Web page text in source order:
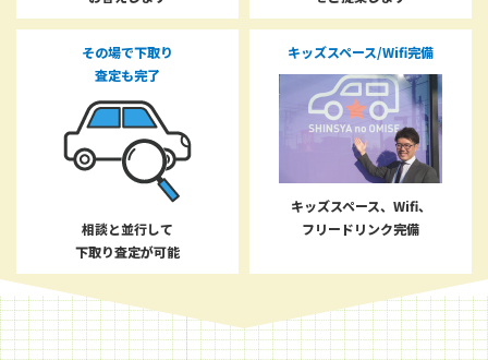
その場で下取り
査定も完了
相談と並行して
下取り査定が可能
キッズスペース/Wifi完備
キッズスペース、Wifi、
フリードリンク完備